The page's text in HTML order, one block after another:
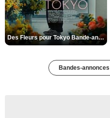
Des Fleurs pour Tokyo Bande-annonce VO STFR
Bandes-